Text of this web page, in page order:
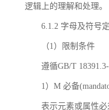
逻辑上的理解和处理。
6.1.2 字母及符号
（1）限制条件
遵循GB/T
1）M 必备
表示元素或属性